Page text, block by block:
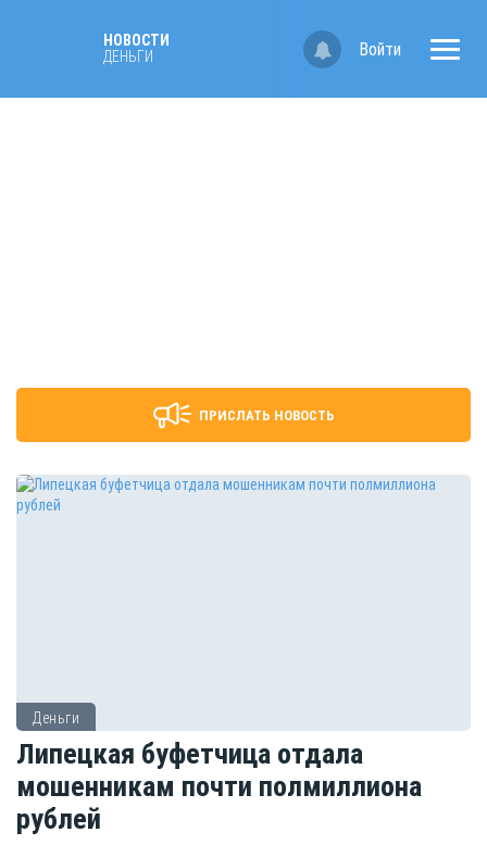
НОВОСТИ
ДЕНЬГИ
Войти
ПРИСЛАТЬ НОВОСТЬ
Деньги
Липецкая буфетчица отдала
мошенникам почти полмиллиона
рублей